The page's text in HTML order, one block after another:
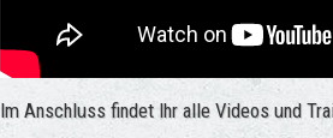
Im Anschluss findet Ihr alle Videos und